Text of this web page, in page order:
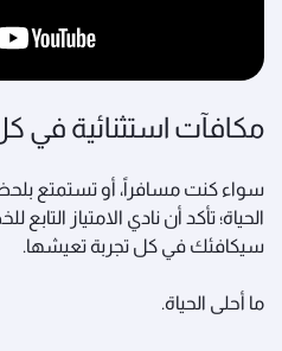
مكافآت استثنائية في
سواء كنت مسافراً، أو تستمتع
الحياة؛ تأكد أن نادي الامتياز
سيكافئك في كل تجربة تعيشها.
ما أحلى الحياة.